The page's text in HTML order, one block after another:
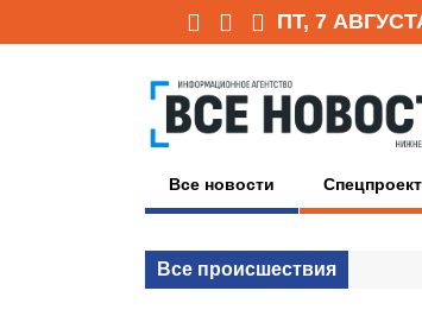
ПТ, 7
Все новости
Все происшествия